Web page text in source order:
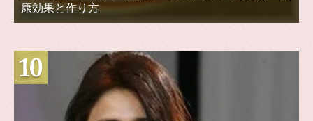
康効果と作り方